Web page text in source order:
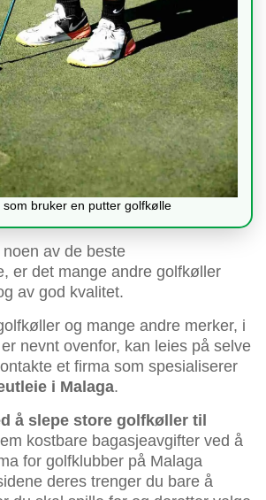
som bruker en putter golfkølle
av de beste
er det mange andre golfkøller
av god kvalitet.
og mange andre merker, i
nevnt ovenfor, kan leies på selve
et firma som spesialiserer
i Malaga.
å slepe store golfkøller til
kostbare bagasjeavgifter ved å
for golfklubber på Malaga
deres trenger du bare å